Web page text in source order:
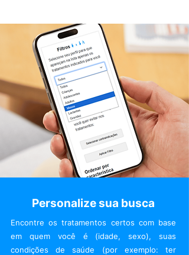
Personalize sua busca
Encontre os tratamentos certos com base
em quem você é (idade, sexo), suas
condições de saúde (por exemplo: ter